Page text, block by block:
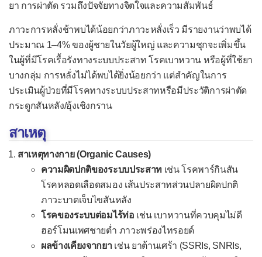
ใจสั่น
ชัก
ชาที่ใบหน้า
ดีซ่าน
ตามัว
ท้องเสีย
ถ่ายเป็นเลือด
อุจจาระมีลักษณะผิดปกติ
ท้องอืดท้องเฟ้อ
ปวดข้อ
ปวดข้อไหล่
ยา การผ่าตัด รวมถึงปัจจัยทางจิตใจและความสัมพันธ์
ภาวะการหลั่งช้าพบได้น้อยกว่าภาวะหลั่งเร็ว มีรายงานว่าพบได้
ประมาณ 1–4% ของผู้ชายในวัยผู้ใหญ่ และความชุกจะเพิ่มขึ้น
ในผู้ที่มีโรคเรื้อรังทางระบบประสาท โรคเบาหวาน หรือผู้ที่ใช้ยา
บางกลุ่ม การหลั่งไม่ได้พบได้ยิ่งน้อยกว่า แต่สำคัญในการ
ประเมินผู้ป่วยที่มีโรคทางระบบประสาทหรือมีประวัติการผ่าตัด
กระดูกสันหลัง/อุ้งเชิงกราน
สาเหตุ
สาเหตุทางกาย (Organic Causes)
ความผิดปกติของระบบประสาทเช่น โรคพาร์กินสัน
โรคหลอดเลือดสมอง เส้นประสาทส่วนปลายผิดปกติ
ภาวะบาดเจ็บไขสันหลัง
โรคของระบบต่อมไร้ท่อ เช่น เบาหวานที่ควบคุมไม่ดี
ฮอร์โมนเพศชายต่ำ ภาวะพร่องไทรอยด์
ผลข้างเคียงจากยาเช่น ยาต้านเศร้า (SSRIs, SNRIs,